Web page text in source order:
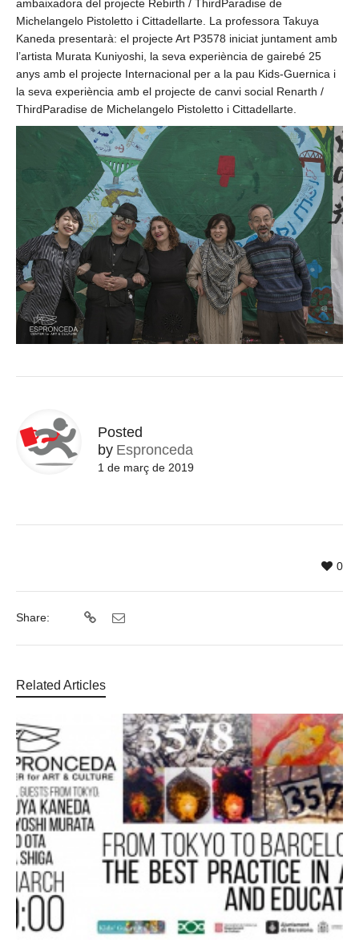
ambaixadora del projecte Rebirth / ThirdParadise de
Michelangelo Pistoletto i Cittadellarte. La professora Takuya
Kaneda presentarà: el projecte Art P3578 iniciat juntament amb
l’artista Murata Kuniyoshi, la seva experiència de gairebé 25
anys amb el projecte Internacional per a la pau Kids-Guernica i
la seva experiència amb el projecte de canvi social Renarth /
ThirdParadise de Michelangelo Pistoletto i Cittadellarte.
Posted
by Espronceda
1 de març de 2019
0
Share:
Related Articles